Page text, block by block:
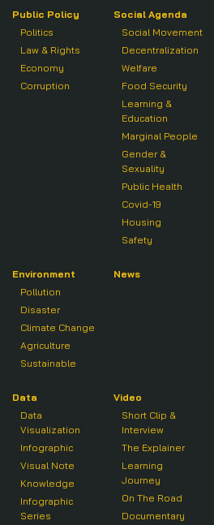
Public Policy
Politics
Law & Rights
Economy
Corruption
Social Agenda
Social Movement
Decentralization
Welfare
Food Security
Learning &
Education
Marginal People
Gender &
Sexuality
Public Health
Covid-19
Housing
Safety
Environment
Pollution
Disaster
Climate Change
Agriculture
Sustainable
News
Data
Data
Visualization
Infographic
Visual Note
Knowledge
Infographic
Series
Video
Short Clip &
Interview
The Explainer
Learning
Journey
On The Road
Documentary